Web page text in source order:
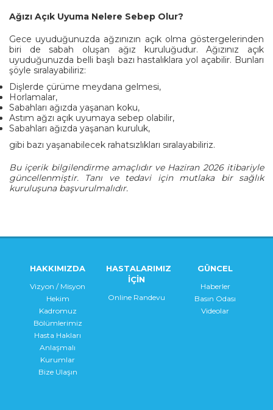
Ağızı Açık Uyuma Nelere Sebep Olur?
Gece uyuduğunuzda ağzınızın açık olma göstergelerinden
biri de sabah oluşan ağız kuruluğudur. Ağızınız açık
uyuduğunuzda belli başlı bazı hastalıklara yol açabilir. Bunları
şöyle sıralayabiliriz:
Dişlerde çürüme meydana gelmesi,
Horlamalar,
Sabahları ağızda yaşanan koku,
Astım ağzı açık uyumaya sebep olabilir,
Sabahları ağızda yaşanan kuruluk,
gibi bazı yaşanabilecek rahatsızlıkları sıralayabiliriz.
Bu içerik bilgilendirme amaçlıdır ve Haziran 2026 itibariyle
güncellenmiştir. Tanı ve tedavi için mutlaka bir sağlık
kuruluşuna başvurulmalıdır.
HAKKIMIZDA
Vizyon / Misyon
Hekim
Kadromuz
Bölümlerimiz
Hasta Hakları
Anlaşmalı
Kurumlar
Bize Ulaşın
HASTALARIMIZ
İÇİN
Online Randevu
GÜNCEL
Haberler
Basın Odası
Videolar